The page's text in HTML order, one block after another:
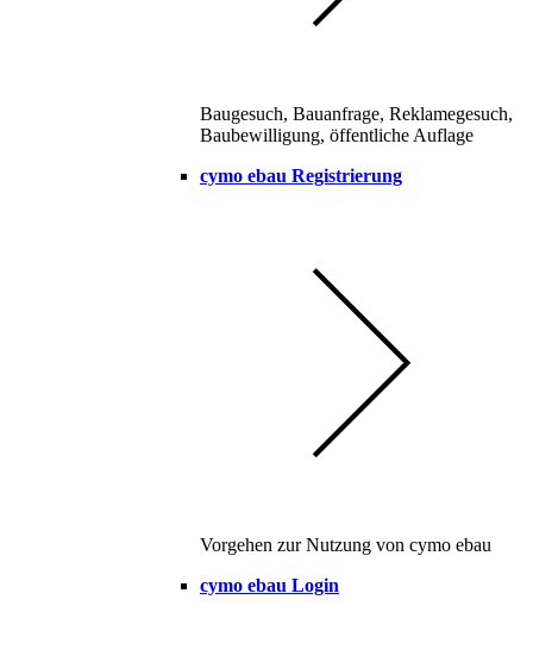
Baugesuch, Bauanfrage, Reklamegesuch,
Baubewilligung, öffentliche Auflage
cymo ebau Registrierung
Vorgehen zur Nutzung von cymo ebau
cymo ebau Login